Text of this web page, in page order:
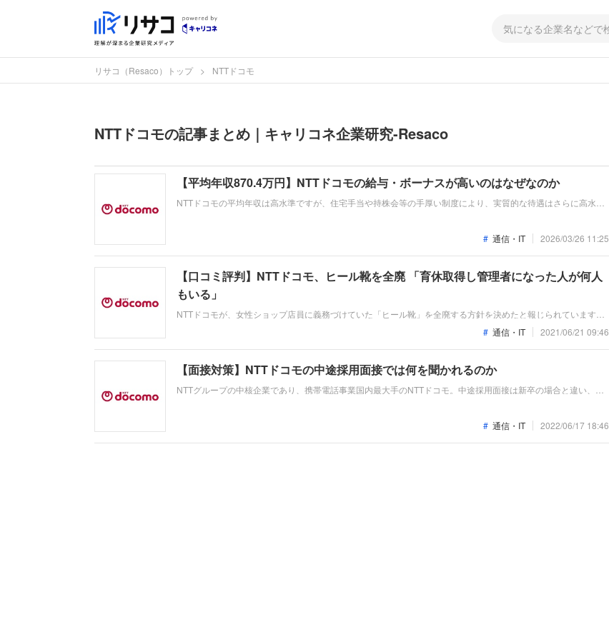
リサコ（Resaco）トップ NTTドコモ
NTTドコモの記事まとめ｜キャリコネ企業研究-Resaco
【平均年収870.4万円】NTTドコモの給与・ボーナスが高いのはなぜなのか
NTTドコモの平均年収は高水準ですが、住宅手当や持株会等の手厚い制度により、実質的な待遇はさらに高水準
通信・IT
2026/03/26 11:25
【口コミ評判】NTTドコモ、ヒール靴を全廃 「育休取得し管理者になった人が何人
もいる」
NTTドコモが、女性ショップ店員に義務づけていた「ヒール靴」を全廃する方針を決めたと報じられています。
SNSでの「#KuToo」運動を受け、2020年の秋から男性店員を含めて全てスニーカーに切り替え。立ち仕事が多
いショップ店員の身体的負担が大幅に減ると期待されています。現役社員・OGOBの口コミをまとめます。
通信・IT 2021/06/21 09:46
【面接対策】NTTドコモの中途採用面接では何を聞かれるのか
NTTグループの中核企業であり、携帯電話事業国内最大手のNTTドコモ。中途採用面接は新卒の場合と違い、こ
通信・IT 2022/06/17 18:46